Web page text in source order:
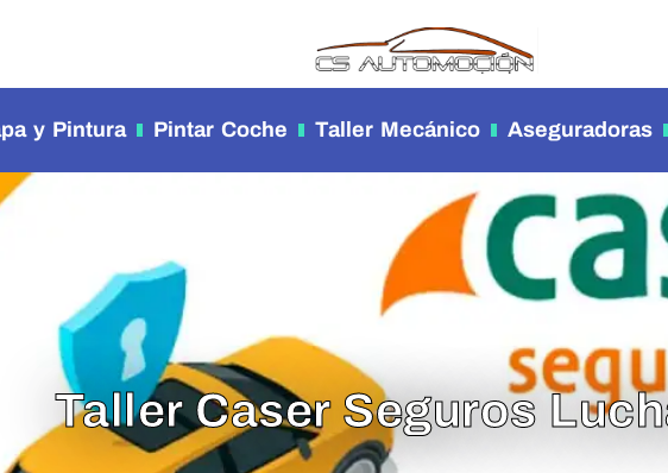
y Pintura Pintar Coche Taller Mecánico Aseguradoras
Taller Caser Seguros